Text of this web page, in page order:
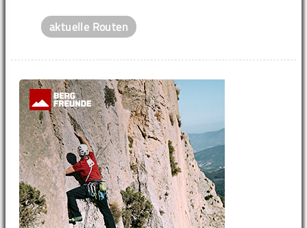
aktuelle Routen